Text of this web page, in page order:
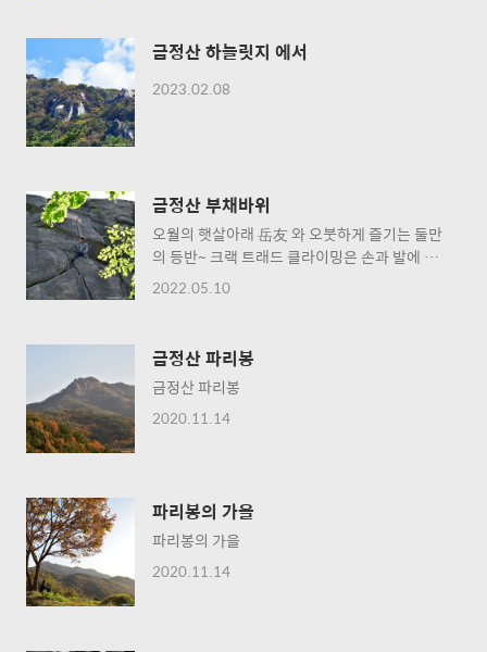
금정산 하늘릿지 에서
2023.02.08
금정산 부채바위
오월의 햇살아래 岳友 와 오붓하게 즐기는 둘만
의 등반~ 크랙 트래드 클라이밍은 손과 발에 고
통을 안겨 주지만 재미는 배가 된다~ 재미는 개
2022.05.10
금정산 파리봉
금정산 파리봉
2020.11.14
파리봉의 가을
파리봉의 가을
2020.11.14